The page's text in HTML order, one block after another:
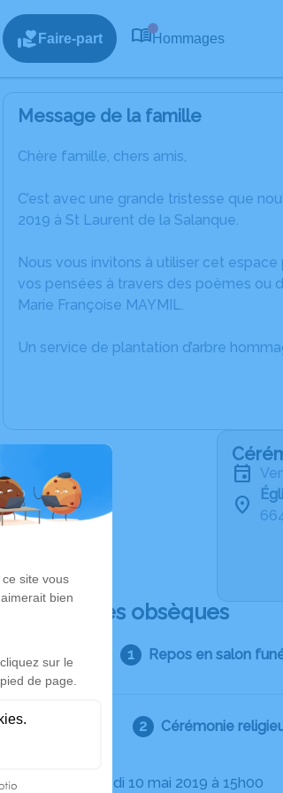
Faire-part Hommages
Message de la famille
Chère famille, chers amis,
C’est avec une grande tristesse que
2019 à St Laurent de la Salanque.
Nous vous invitons à utiliser cet
vos pensées à travers des poèmes ou
Marie Françoise MAYMIL.
Un service de plantation d’arbre
Déroulé des obsèques
Repos en salon
Cérémonie
Le vendredi 10 mai 2019 à 15h00